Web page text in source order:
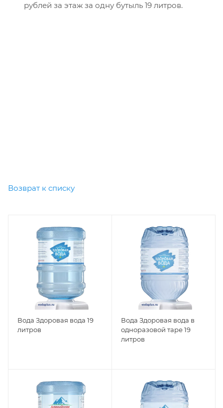
рублей за этаж за одну бутыль 19 литров.
Возврат к списку
Вода Здоровая вода 19
литров
Вода Здоровая вода в
одноразовой таре 19
литров